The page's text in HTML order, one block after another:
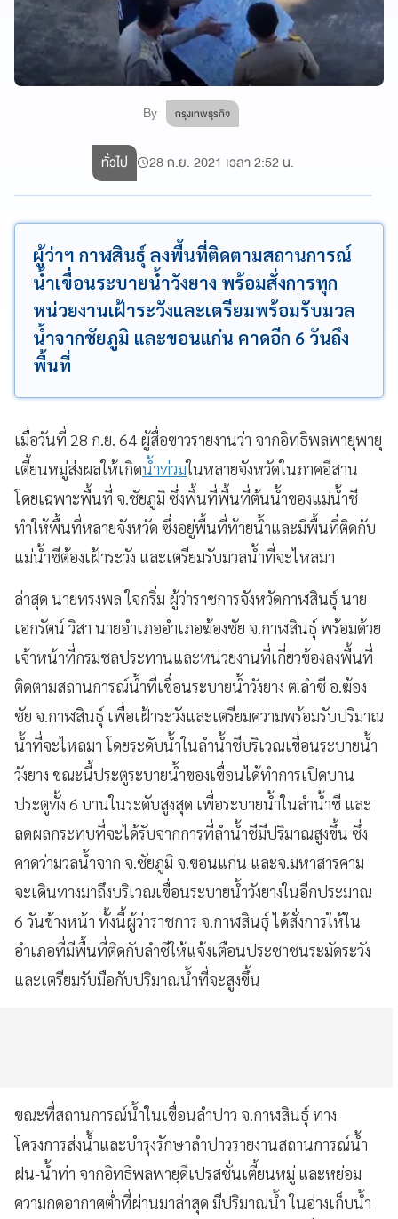
By กรุงเทพธุรกิจ
ทั่วไป 28 ก.ย. 2021 เวลา 2:52 น.
ผู้ว่าฯ กาฬสินธุ์ ลงพื้นที่ติดตามสถานการณ์
น้ำเขื่อนระบายน้ำวังยาง พร้อมสั่งการทุก
หน่วยงานเฝ้าระวังและเตรียมพร้อมรับมวล
น้ำจากชัยภูมิ และขอนแก่น คาดอีก 6 วันถึง
พื้นที่
เมื่อวันที่ 28 ก.ย. 64 ผู้สื่อขาวรายงานว่า จากอิทธิพลพายุพายุ
เตี้ยนหมู่ส่งผลให้เกิดน้ำท่วมในหลายจังหวัดในภาคอีสาน
โดยเฉพาะพื้นที่ จ.ชัยภูมิ ซึ่งพื้นที่พื้นที่ต้นน้ำของแม่น้ำชี
ทำให้พื้นที่หลายจังหวัด ซึ่งอยู่พื้นที่ท้ายน้ำและมีพื้นที่ติดกับ
แม่น้ำชีต้องเฝ้าระวัง และเตรียมรับมวลน้ำที่จะไหลมา
ล่าสุด นายทรงพล ใจกริ่ม ผู้ว่าราชการจังหวัดกาฬสินธุ์ นาย
เอกรัตน์ วิสา นายอำเภออำเภอฆ้องชัย จ.กาฬสินธุ์ พร้อมด้วย
เจ้าหน้าที่กรมชลประทานและหน่วยงานที่เกี่ยวข้องลงพื้นที่
ติดตามสถานการณ์น้ำที่เขื่อนระบายน้ำวังยาง ต.ลำชี อ.ฆ้อง
ชัย จ.กาฬสินธุ์ เพื่อเฝ้าระวังและเตรียมความพร้อมรับปริมาณ
น้ำที่จะไหลมา โดยระดับน้ำในลำน้ำชีบริเวณเขื่อนระบายน้ำ
วังยาง ขณะนี้ประตูระบายน้ำของเขื่อนได้ทำการเปิดบาน
ประตูทั้ง 6 บานในระดับสูงสุด เพื่อระบายน้ำในลำน้ำชี และ
ลดผลกระทบที่จะได้รับจากการที่ลำน้ำชีมีปริมาณสูงขึ้น ซึ่ง
คาดว่ามวลน้ำจาก จ.ชัยภูมิ จ.ขอนแก่น และจ.มหาสารคาม
จะเดินทางมาถึงบริเวณเขื่อนระบายน้ำวังยางในอีกประมาณ
6 วันข้างหน้า ทั้งนี้ผู้ว่าราชการ จ.กาฬสินธุ์ ได้สั่งการให้ใน
อำเภอที่มีพื้นที่ติดกับลำชีให้แจ้งเตือนประชาชนระมัดระวัง
และเตรียมรับมือกับปริมาณน้ำที่จะสูงขึ้น
ขณะที่สถานการณ์น้ำในเขื่อนลำปาว จ.กาฬสินธุ์ ทาง
โครงการส่งน้ำและบำรุงรักษาลำปาวรายงานสถานการณ์น้ำ
ฝน-น้ำท่า จากอิทธิพลพายุดีเปรสชั่นเตี้ยนหมู่ และหย่อม
ความกดอากาศต่ำที่ผ่านมาล่าสุด มีปริมาณน้ำ ในอ่างเก็บน้ำ